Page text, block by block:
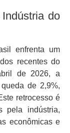
do
enfrenta um
recentes do
de 2026, a
de 2,9%,
retrocesso é
pela indústria,
econômicas e